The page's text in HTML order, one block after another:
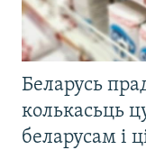
Беларусь
колькасьць
беларусам і